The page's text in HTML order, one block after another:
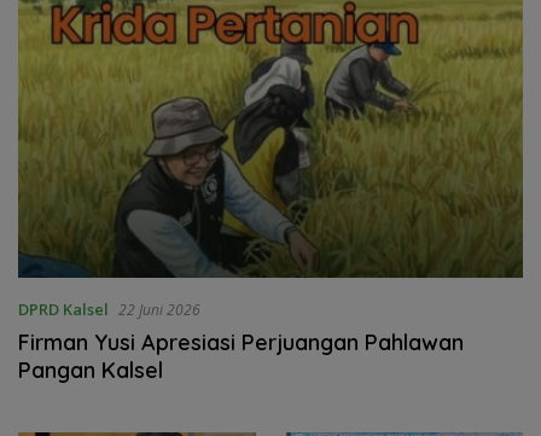
DPRD Kalsel 22 Juni 2026
‎Firman Yusi Apresiasi Perjuangan Pahlawan
Pangan Kalsel